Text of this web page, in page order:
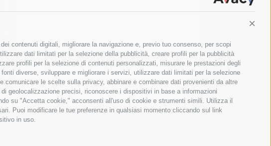
contenuti digitali, migliorare la navigazione e, previo tuo consenso, per scopi
dati limitati per la selezione della pubblicità, creare profili per la pubblicità
profili per la selezione di contenuti personalizzati, misurare le prestazioni degli
diverse, sviluppare e migliorare i servizi, utilizzare dati limitati per la selezione
le scelte sulla privacy, abbinare e combinare dati provenienti da altre
geolocalizzazione precisi, riconoscere i dispositivi in base a informazioni
su "Accetta cookie," acconsenti all'uso di cookie e strumenti simili. Utilizza il
Puoi modificare le tue preferenze in qualsiasi momento cliccando sul link
in uso.